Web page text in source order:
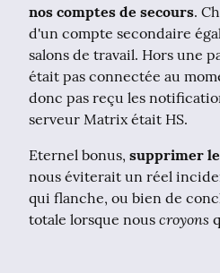
nos comptes de secours.
d'un compte secondaire
salons de travail. Hors une
était pas connectée au
donc pas reçu les
serveur Matrix était HS.
Eternel bonus, supprimer
nous éviterait un réel
qui flanche, ou bien de
totale lorsque nous croyons